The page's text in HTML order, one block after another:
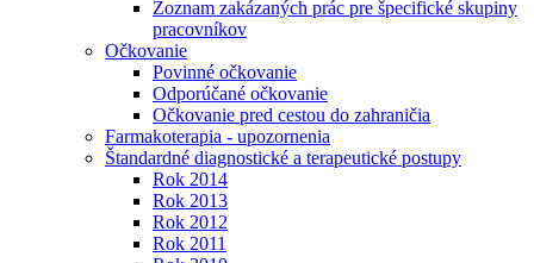
Zoznam zakázaných prác pre špecifické skupiny
pracovníkov
Očkovanie
Povinné očkovanie
Odporúčané očkovanie
Očkovanie pred cestou do zahraničia
Farmakoterapia - upozornenia
Štandardné diagnostické a terapeutické postupy
Rok 2014
Rok 2013
Rok 2012
Rok 2011